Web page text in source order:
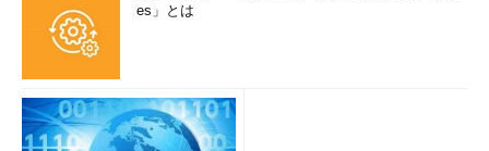
es」とは